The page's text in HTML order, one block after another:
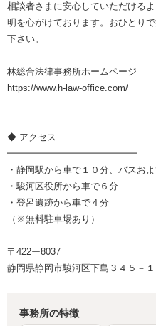
相談者さまに安心していただける
明を心がけております。おひとり
下さい。
林総合法律事務所ホームページ
https://www.h-law-office.com/
◆ アクセス
━━━━━━━━━━━━━━
・静岡駅から車で１０分、バスお
・駿河区役所から車で６分
・登呂遺跡から車で４分
（※無料駐車場あり）
〒422ー8037
静岡県静岡市駿河区下島３４５－
事務所の特徴